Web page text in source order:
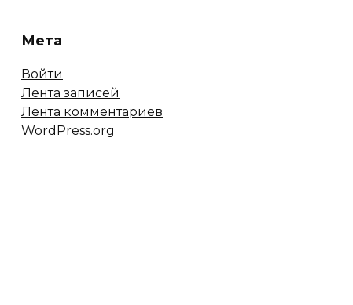
Мета
Войти
Лента записей
Лента комментариев
WordPress.org